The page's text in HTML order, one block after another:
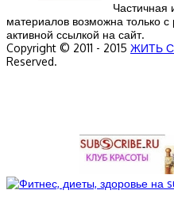
Частичная
материалов возможна только
активной ссылкой на сайт.
Copyright © 2011 - 2015 ЖИТЬ
Reserved.